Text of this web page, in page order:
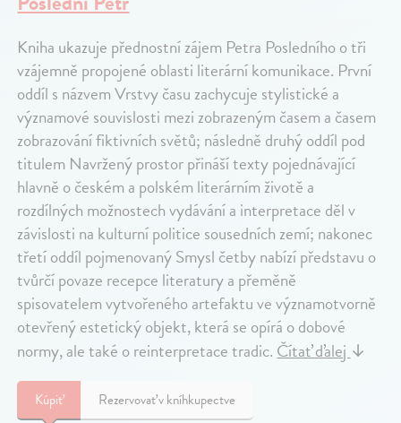
Kniha ukazuje přednostní zájem Petra Posledního o tři
vzájemně propojené oblasti literární komunikace. První
oddíl s názvem Vrstvy času zachycuje stylistické a
významové souvislosti mezi zobrazeným časem a časem
zobrazování fiktivních světů; následně druhý oddíl pod
titulem Navržený prostor přináší texty pojednávající
hlavně o českém a polském literárním životě a
rozdílných možnostech vydávání a interpretace děl v
závislosti na kulturní politice sousedních zemí; nakonec
třetí oddíl pojmenovaný Smysl četby nabízí představu o
tvůrčí povaze recepce literatury a přeměně
spisovatelem vytvořeného artefaktu ve významotvorně
otevřený estetický objekt, která se opírá o dobové
normy, ale také o reinterpretace tradic. Čítať ďalej ↓
Kúpiť Rezervovať v kníhkupectve